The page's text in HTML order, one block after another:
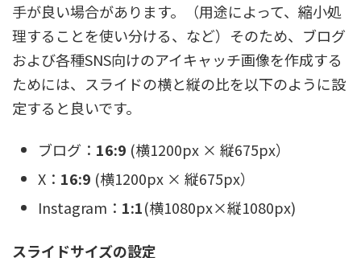
手が良い場合があります。（用途によって、縮小処
理することを使い分ける、など）そのため、ブログ
および各種SNS向けのアイキャッチ画像を作成する
ためには、スライドの横と縦の比を以下のように設
定すると良いです。
ブログ： 16:9 (横1200px × 縦675px）
X： 16:9 (横1200px × 縦675px）
Instagram： 1:1(横1080px×縦1080px)
スライドサイズの設定